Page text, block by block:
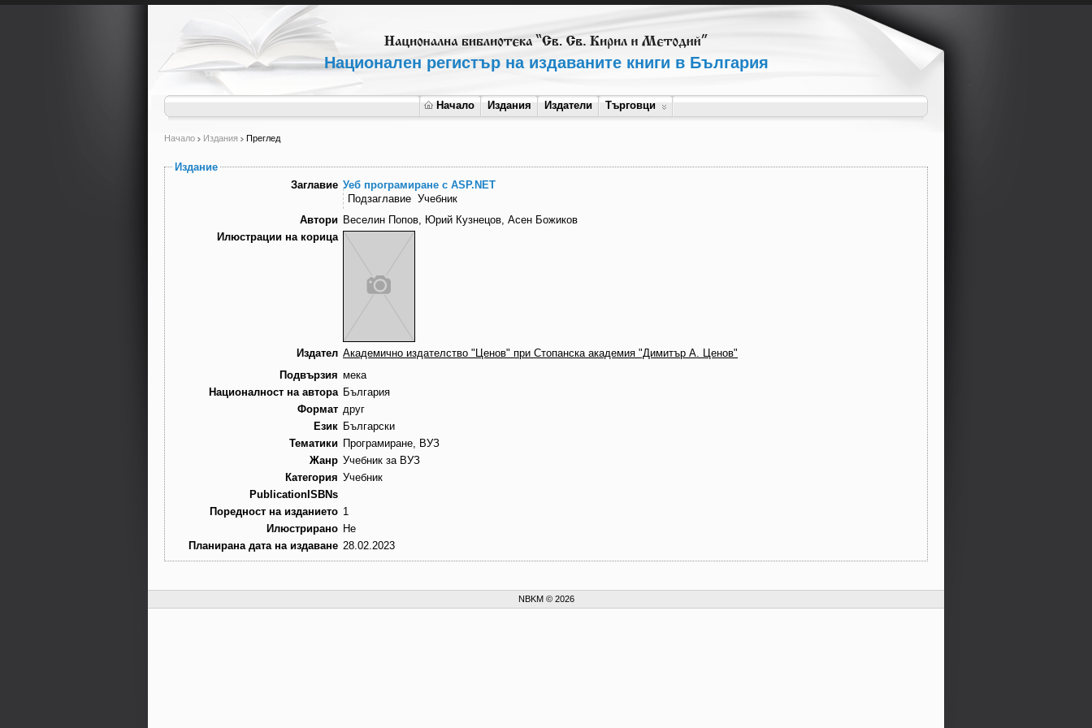
Национален регистър на издаваните книги в България
Начало Издания Издатели Търговци
Начало Издания Преглед
Издание
Заглавие Уеб програмиране с ASP.NET
Подзаглавие Учебник
Автори Веселин Попов, Юрий Кузнецов, Асен Божиков
Илюстрации на корица
Издател Академично издателство "Ценов" при Стопанска академия "Димитър А. Ценов"
Подвързия мека
Националност на автора България
Формат друг
Език Български
Тематики Програмиране, ВУЗ
Жанр Учебник за ВУЗ
Категория Учебник
PublicationISBNs
Поредност на изданието 1
Илюстрирано Не
Планирана дата на издаване 28.02.2023
NBKM © 2026